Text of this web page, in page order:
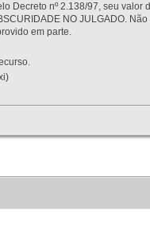
nº 2.138/97, seu
NO JULGADO.
em parte.